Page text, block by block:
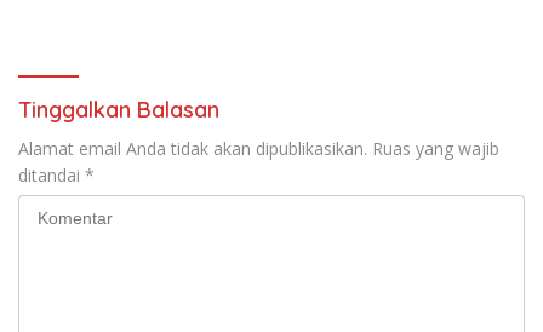
Tinggalkan Balasan
Alamat email Anda tidak akan dipublikasikan. Ruas yang wajib
ditandai *